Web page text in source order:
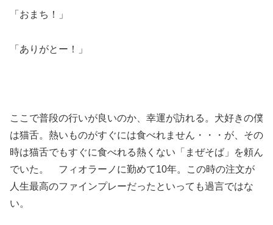
「おまち！」
「ありがとー！」
ここで普段の行いが良いのか、幸運が訪れる。犬好きの僕
は猫舌。熱いものがすぐには食べれません・・・が、その
時は猫舌でもすぐに食べれる熱くない「まぜそば」を頼ん
でいた。 フィオラーノに勤めて10年。この時の注文が
人生最高のファインプレーだったといっても過言ではな
い。